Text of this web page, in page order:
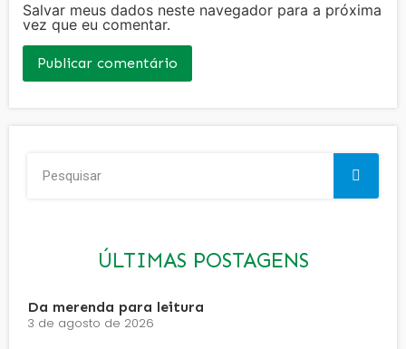
Salvar meus dados neste navegador para a próxima
vez que eu comentar.
ÚLTIMAS POSTAGENS
Da merenda para leitura
3 de agosto de 2026